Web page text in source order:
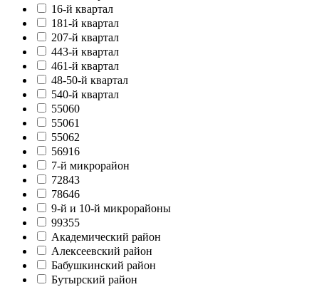
16-й квартал
181-й квартал
207-й квартал
443-й квартал
461-й квартал
48-50-й квартал
540-й квартал
55060
55061
55062
56916
7-й микрорайон
72843
78646
9-й и 10-й микрорайоны
99355
Академический район
Алексеевский район
Бабушкинский район
Бутырский район